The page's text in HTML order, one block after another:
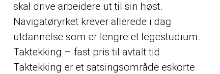
skal drive arbeidere ut til sin høst.
Navigatøryrket krever allerede i dag
utdannelse som er lengre et legestudium.
Taktekking – fast pris til avtalt tid
Taktekking er et satsingsområde eskorte